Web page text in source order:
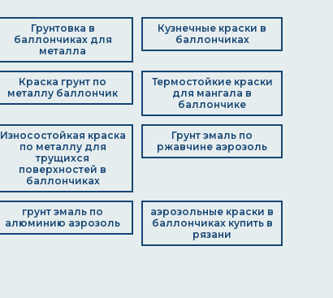
Грунтовка в
баллончиках для
металла
Кузнечные краски в
баллончиках
Краска грунт по
металлу баллончик
Термостойкие краски
для мангала в
баллончике
Износостойкая краска
по металлу для
трущихся
поверхностей в
баллончиках
Грунт эмаль по
ржавчине аэрозоль
грунт эмаль по
алюминию аэрозоль
аэрозольные краски в
баллончиках купить в
рязани